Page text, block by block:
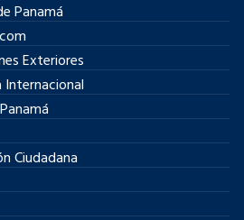
Panamá
Exteriores
Ciudadana